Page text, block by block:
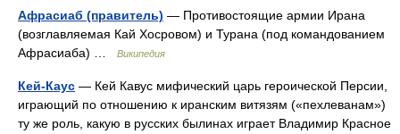
Афрасиаб (правитель) — Противостоящие армии Ирана
(возглавляемая Кай Хосровом) и Турана (под командованием
Афрасиаба) …
Википедия
Кей-Каус — Кей Кавус мифический царь героической Персии,
играющий по отношению к иранским витязям («пехлеванам»)
ту же роль, какую в русских былинах играет Владимир Красное